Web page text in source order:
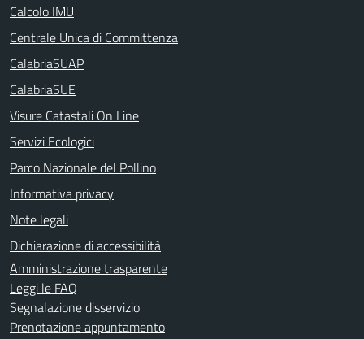
Calcolo IMU
Centrale Unica di Committenza
CalabriaSUAP
CalabriaSUE
Visure Catastali On Line
Servizi Ecologici
Parco Nazionale del Pollino
Informativa privacy
Note legali
Dichiarazione di accessibilità
Amministrazione trasparente
Leggi le FAQ
Segnalazione disservizio
Prenotazione appuntamento